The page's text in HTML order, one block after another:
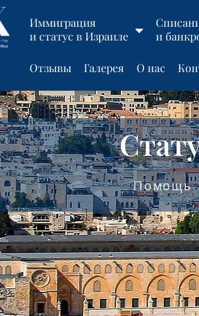
панель
Иммиграция
и статус в Израиле
и
Отзывы Галерея О нас
Помощь